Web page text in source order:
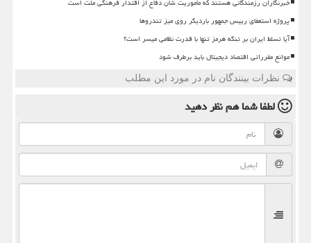
خبرنگاران رزمندگانی هستند که مأموریت شان دفاع از اقتدار فرهنگی ملت است
پروژه استعفای رییس جمهور باردیگر روی میز تندروها
آیا تسلط ایران بر تنگه هرمز تنها با قدرت نظامی میسر است؟
موانع مقرراتی اقتصاد دیجیتال باید برطرف شود
نظرات بینندگان نام در مورد این مطلب
لطفا شما همنظر دهید